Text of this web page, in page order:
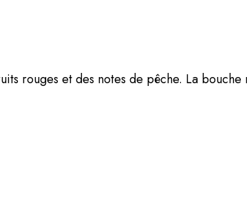
rouges et des notes de pêche. La bouche